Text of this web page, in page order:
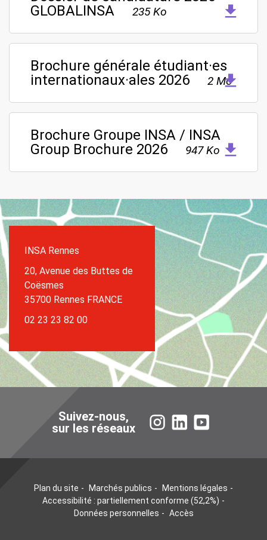
GLOBALINSA
235 Ko
Brochure générale étudiant·es
internationaux·ales 2026
2 Mo
Brochure Groupe INSA / INSA
Group Brochure 2026
947 Ko
INSA Rennes
20, Avenue des Buttes de
Coësmes
35700 Rennes FRANCE
02 23 23 82 00
Suivez-nous,
sur les réseaux
InstagramLinkedIn
Plan du site Marchés publics
Mentions légales
Accessibilité : partiellement conforme (52,2%)
Données personnelles
Accès